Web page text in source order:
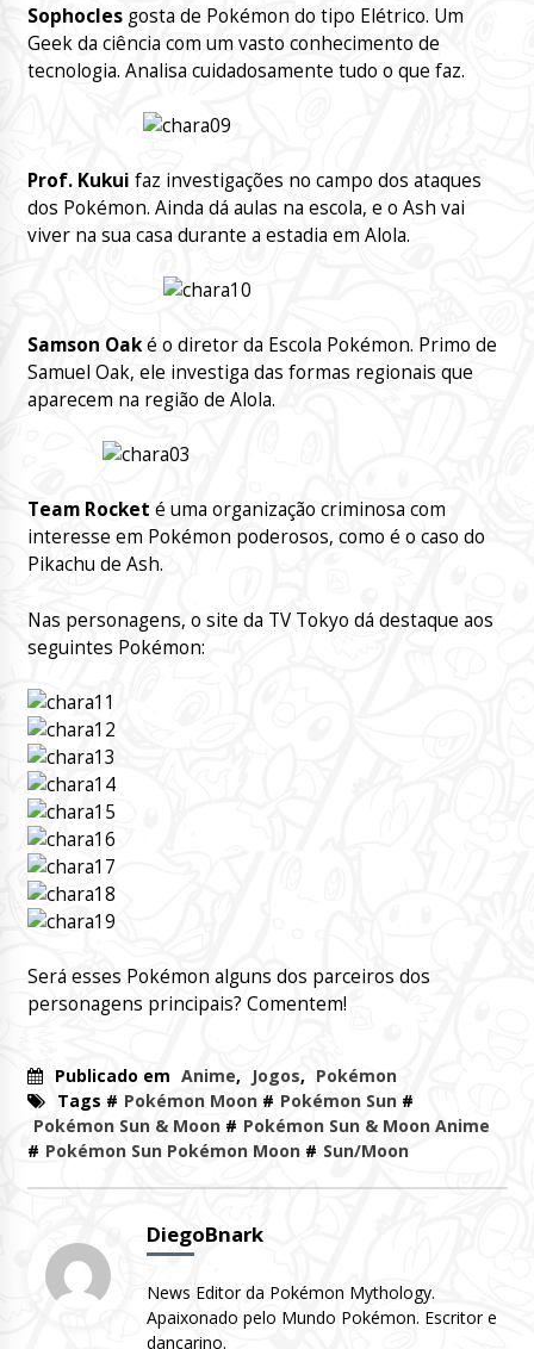
Sophoclesgosta de Pokémon do tipo Elétrico. Um
Geek da ciência com um vasto conhecimento de
tecnologia. Analisa cuidadosamente tudo o que faz.
Prof. Kukui faz investigações no campo dos ataques
dos Pokémon. Ainda dá aulas na escola, e o Ash vai
viver na sua casa durante a estadia em Alola.
Samson Oaké o diretor da Escola Pokémon. Primo de
Samuel Oak, ele investiga das formas regionais que
aparecem na região de Alola.
Team Rocket é uma organização criminosa com
interesse em Pokémon poderosos, como é o caso do
Pikachu de Ash.
Nas personagens, o site da TV Tokyo dá destaque aos
seguintes Pokémon:
Será esses Pokémon alguns dos parceiros dos
personagens principais? Comentem!
Publicado em Anime, Jogos, Pokémon
Tags # Pokémon Moon# Pokémon Sun #
Pokémon Sun & Moon# Pokémon Sun & Moon Anime
# Pokémon Sun Pokémon Moon# Sun/Moon
DiegoBnark
News Editor da Pokémon Mythology.
Apaixonado pelo Mundo Pokémon. Escritor e
dançarino.